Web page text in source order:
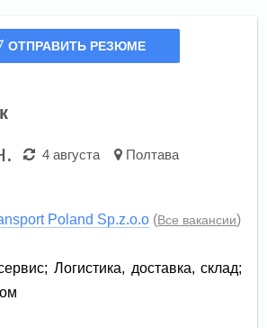
ОТПРАВИТЬ РЕЗЮМЕ
4 августа Полтава
Poland Sp.z.o.o (Все вакансии)
; Логистика, доставка, склад;